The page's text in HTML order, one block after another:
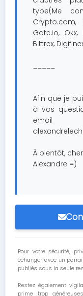
type(Me
Crypto.com,
Gate.io,
Bittrex,
_____
Afin que je
à vos
À bientôt,
Alexandre =)
Pour votre sécurité,
échanger avec un
publiés sous la seule
Restez également
prime trop